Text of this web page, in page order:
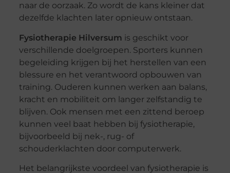
naar de oorzaak. Zo wordt de kans kleiner dat
dezelfde klachten later opnieuw ontstaan.
Fysiotherapie Hilversum is geschikt voor
verschillende doelgroepen. Sporters kunnen
begeleiding krijgen bij het herstellen van een
blessure en het verantwoord opbouwen van
training. Ouderen kunnen werken aan balans,
kracht en mobiliteit om langer zelfstandig te
blijven. Ook mensen met een zittend beroep
kunnen veel baat hebben bij fysiotherapie,
bijvoorbeeld bij nek-, rug- of
schouderklachten door computerwerk.
Het belangrijkste voordeel van fysiotherapie is